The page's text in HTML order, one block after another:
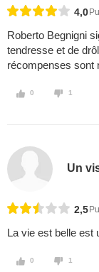
4,0
Roberto Begnigni
tendresse et de
récompenses sont
0 1
Un
2,5
La vie est belle est
0 1